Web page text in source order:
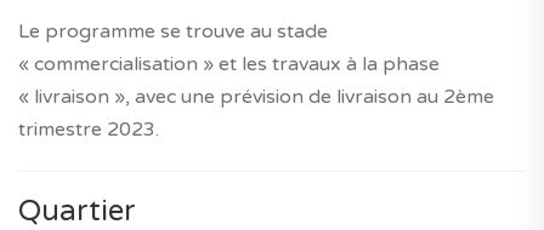
Le programme se trouve au stade
« commercialisation » et les travaux à la phase
« livraison », avec une prévision de livraison au 2ème
trimestre 2023.
Quartier